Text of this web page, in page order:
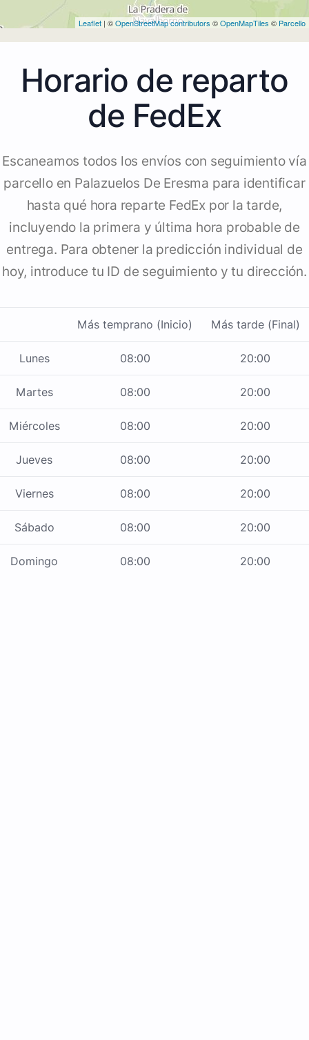
Leaflet | ©OpenStreetMap contributors ©OpenMapTiles © Parcello
Horario de reparto
de FedEx
Escaneamos todos los envíos con seguimiento vía
parcello en Palazuelos De Eresma para identificar
hasta qué hora reparte FedEx por la tarde,
incluyendo la primera y última hora probable de
entrega. Para obtener la predicción individual de
hoy, introduce tu ID de seguimiento y tu dirección.
Más temprano (Inicio) Más tarde (Final)
Lunes 08:00 20:00
Martes 08:00 20:00
Miércoles 08:00 20:00
Jueves 08:00 20:00
Viernes 08:00 20:00
Sábado 08:00 20:00
Domingo 08:00 20:00